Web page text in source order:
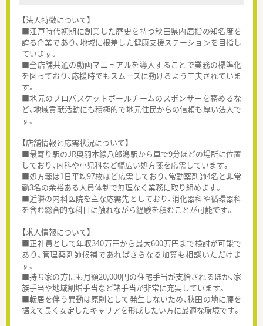
【法人特徴について】
■江戸時代初期に創業した歴史を持つ秋田県内屈指の知名度を
誇る企業であり、地域に根差した健康支援ステーションを目指し
ています。
■全店舗共通の動画マニュアルを導入することで業務の標準化
を図っており、応援時でもスムーズに動けるよう工夫されていま
す。
■地元のプロバスケットボールチームのスポンサーを務めるな
ど、地域貢献活動にも積極的で地元住民からの信頼も厚い法人で
す。
【店舗情報と応需状況について】
■最寄り駅のJR奥羽本線八郎潟駅から車で9分ほどの場所に位置
しており、内科や小児科など幅広い処方箋を応需しています。
■処方箋は1日平均97枚ほど応需しており、常勤薬剤師4名と非常
勤3名の余裕ある人員体制で無理なく業務に取り組めます。
■近隣の内科医院を主な応需先としており、消化器科や循環器科
を含む総合的な科目に触れながら経験を積むことが可能です。
【求人情報について】
■正社員として年収340万円から最大600万円まで検討が可能で
あり、管理薬剤師候補であればさらなる加算も相談いただけま
す。
■持ち家の方にも月額20,000円の住宅手当が支給されるほか、家
族手当や地域割増手当など諸手当が非常に充実しています。
■転居を伴う異動は原則として発生しないため、秋田の地に腰を
据えて長く安定したキャリアを形成したい方に最適な環境です。